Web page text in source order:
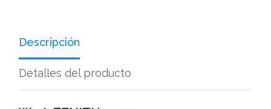
Descripción
Detalles del producto